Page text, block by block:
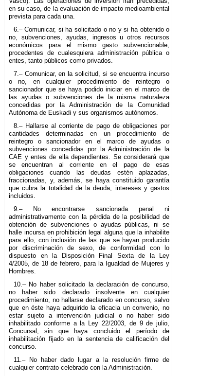
en su caso, de la evaluación de impacto medioambiental
prevista para cada una.
6.– Comunicar, si ha solicitado o no y si ha obtenido o
no, subvenciones, ayudas, ingresos u otros recursos
económicos para el mismo gasto subvencionable,
procedentes de cualesquiera administración pública o
entes, tanto públicos como privados.
7.– Comunicar, en la solicitud, si se encuentra incurso
o no, en cualquier procedimiento de reintegro o
sancionador que se haya podido iniciar en el marco de
las ayudas o subvenciones de la misma naturaleza
concedidas por la Administración de la Comunidad
Autónoma de Euskadi y sus organismos autónomos.
8.– Hallarse al corriente de pago de obligaciones por
cantidades determinadas en un procedimiento de
reintegro o sancionador en el marco de ayudas o
subvenciones concedidas por la Administración de la
CAE y entes de ella dependientes. Se considerará que
se encuentran al corriente en el pago de esas
obligaciones cuando las deudas estén aplazadas,
fraccionadas, y, además, se haya constituido garantía
que cubra la totalidad de la deuda, intereses y gastos
incluidos.
9.– No encontrarse sancionada penal ni
administrativamente con la pérdida de la posibilidad de
obtención de subvenciones o ayudas públicas, ni se
halle incursa en prohibición legal alguna que la inhabilite
para ello, con inclusión de las que se hayan producido
por discriminación de sexo, de conformidad con lo
dispuesto en la Disposición Final Sexta de la Ley
4/2005, de 18 de febrero, para la Igualdad de Mujeres y
Hombres.
10.– No haber solicitado la declaración de concurso,
no haber sido declarado insolvente en cualquier
procedimiento, no hallarse declarado en concurso, salvo
que en éste haya adquirido la eficacia un convenio, no
estar sujeto a intervención judicial o no haber sido
inhabilitado conforme a la Ley 22/2003, de 9 de julio,
Concursal, sin que haya concluido el período de
inhabilitación fijado en la sentencia de calificación del
concurso.
11.– No haber dado lugar a la resolución firme de
cualquier contrato celebrado con la Administración.